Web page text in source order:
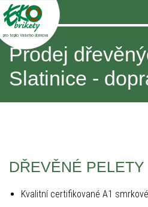
pro teplo Vašeho domova
Prodej
Slatinice -
DŘEVĚNÉ PELETY
Kvalitní certifikované A1